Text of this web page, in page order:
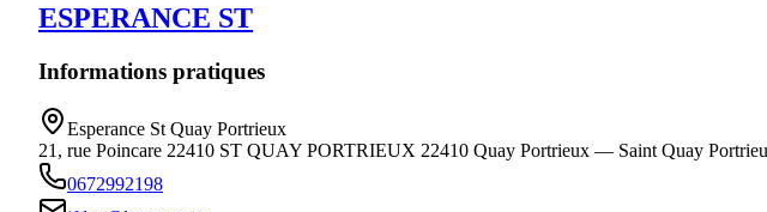
ESPERANCE ST
Informations pratiques
Esperance St Quay Portrieux
21, rue Poincare 22410 ST QUAY PORTRIEUX 22410 Quay Portrieux — Saint Quay
0672992198